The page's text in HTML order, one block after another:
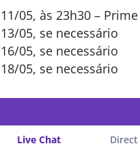
05, às 23h30 –
05, se necessário
05, se necessário
05, se necessário
Live Chat Direct